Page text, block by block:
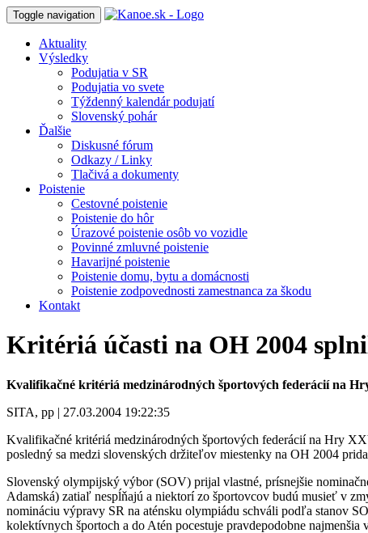
Toggle navigation
Aktuality
Výsledky
Podujatia v SR
Podujatia vo svete
Týždenný kalendár podujatí
Slovenský pohár
Ďalšie
Diskusné fórum
Odkazy / Linky
Tlačivá a dokumenty
Poistenie
Cestovné poistenie
Poistenie do hôr
Úrazové poistenie osôb vo vozidle
Povinné zmluvné poistenie
Havarijné poistenie
Poistenie domu, bytu a domácnosti
Poistenie zodpovednosti zamestnanca za škodu
Kontakt
Kritériá účasti na OH 2004
Kvalifikačné kritériá medzinárodných športových federácií na
SITA, pp | 27.03.2004 19:22:35
Kvalifikačné kritériá medzinárodných športových federácií na Hry
posledný sa medzi slovenských držiteľov miestenky na OH 2004
Slovenský olympijský výbor (SOV) prijal vlastné, prísnejšie
Adamská) zatiaľ nespĺňajú a niektorí zo športovcov budú musieť v
nomináciu výpravy SR na aténsku olympiádu schváli podľa stanov
kolektívnych športoch a do Atén pocestuje pravdepodobne